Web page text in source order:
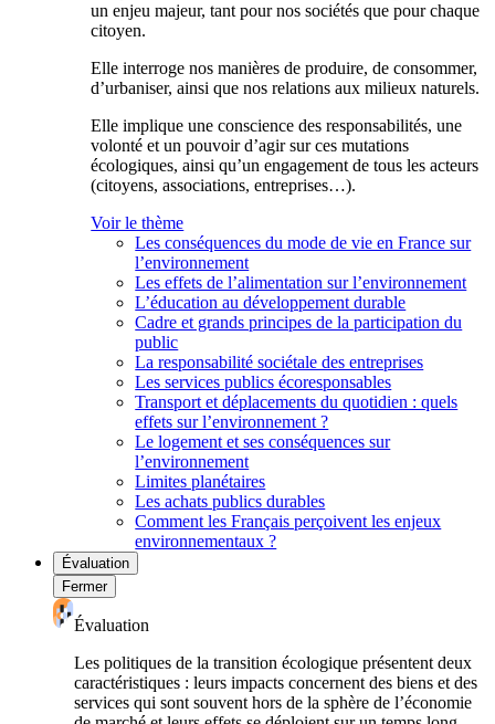
un enjeu majeur, tant pour nos sociétés que pour chaque
citoyen.
Elle interroge nos manières de produire, de consommer,
d’urbaniser, ainsi que nos relations aux milieux naturels.
Elle implique une conscience des responsabilités, une
volonté et un pouvoir d’agir sur ces mutations
écologiques, ainsi qu’un engagement de tous les acteurs
(citoyens, associations, entreprises…).
Voir le thème
Les conséquences du mode de vie en France sur
l’environnement
Les effets de l’alimentation sur l’environnement
L’éducation au développement durable
Cadre et grands principes de la participation du
public
La responsabilité sociétale des entreprises
Les services publics écoresponsables
Transport et déplacements du quotidien : quels
effets sur l’environnement ?
Le logement et ses conséquences sur
l’environnement
Limites planétaires
Les achats publics durables
Comment les Français perçoivent les enjeux
environnementaux ?
Évaluation
Fermer
Évaluation
Les politiques de la transition écologique présentent deux
caractéristiques : leurs impacts concernent des biens et des
services qui sont souvent hors de la sphère de l’économie